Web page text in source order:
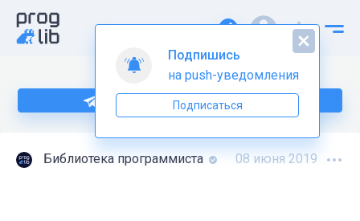
Подпишитесь на нас в Telegram
Библиотека программиста 08 июня 2019
Подпишись
на push-уведомления
Подписаться